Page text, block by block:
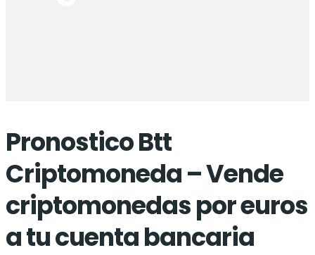
Pronostico Btt
Criptomoneda – Vende
criptomonedas por euros
a tu cuenta bancaria